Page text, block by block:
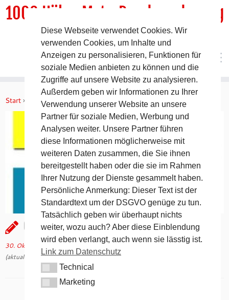
Inhalt
springen
1000 HöhenMeterRundwanderweg
DER Rundwanderweg um Pommelsbrunn
Start » Aktuelles » Geocaching auf dem 1000hmr
Geocaching auf dem 1000hmr
30. Oktober 2014 verschlagwortet von
(aktualisiert am12. Oktober 2022)
Diese Webseite verwendet Cookies. Wir
verwenden Cookies, um Inhalte und
Anzeigen zu personalisieren, Funktionen für
soziale Medien anbieten zu können und die
Zugriffe auf unsere Website zu analysieren.
Außerdem geben wir Informationen zu Ihrer
Verwendung unserer Website an unsere
Partner für soziale Medien, Werbung und
Analysen weiter. Unsere Partner führen
diese Informationen möglicherweise mit
weiteren Daten zusammen, die Sie ihnen
bereitgestellt haben oder die sie im Rahmen
Ihrer Nutzung der Dienste gesammelt haben.
Persönliche Anmerkung: Dieser Text ist der
Standardtext um der DSGVO genüge zu tun.
Tatsächlich geben wir überhaupt nichts
weiter, wozu auch? Aber diese Einblendung
wird eben verlangt, auch wenn sie lässtig ist.
Link zum Datenschutz
TechnicalTechnical
MarketingMarketing